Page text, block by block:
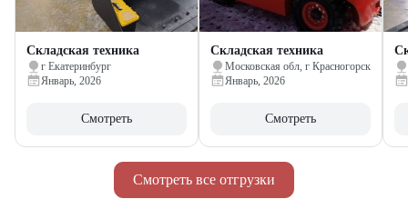
Смотреть все отгрузки
Складская техника
г Екатеринбург
Январь, 2026
Смотреть
Складская техника
Московская обл, г Красногорск
Январь, 2026
Смотреть